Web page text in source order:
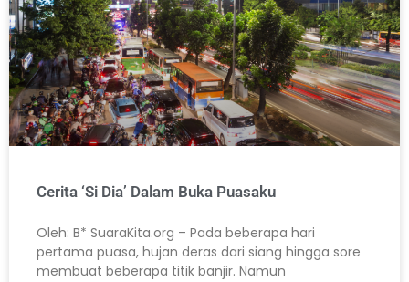
Cerita ‘Si Dia’ Dalam Buka Puasaku
Oleh: B* SuaraKita.org – Pada beberapa hari
pertama puasa, hujan deras dari siang hingga sore
membuat beberapa titik banjir. Namun